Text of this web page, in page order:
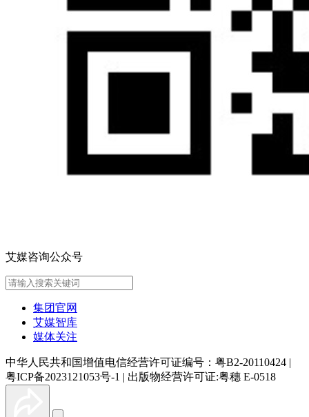
艾媒咨询公众号
集团官网
艾媒智库
媒体关注
中华人民共和国增值电信经营许可证编号：粤B2-20110424 |
粤ICP备2023121053号-1 | 出版物经营许可证:粤穗 E-0518